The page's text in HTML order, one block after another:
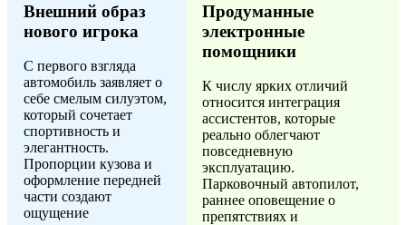
Внешний образ
нового игрока
С первого взгляда
автомобиль заявляет о
себе смелым силуэтом,
который сочетает
спортивность и
элегантность.
Пропорции кузова и
оформление передней
части создают
ощущение
Продуманные
электронные
помощники
К числу ярких отличий
относится интеграция
ассистентов, которые
реально облегчают
повседневную
эксплуатацию.
Парковочный автопилот,
раннее оповещение о
препятствиях и